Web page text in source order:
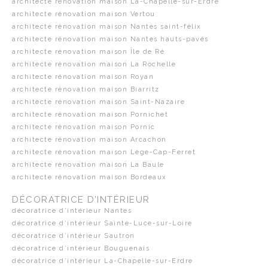
architecte rénovation maison La-Chapelle-sur-Erdre
architecte rénovation maison Vertou
architecte rénovation maison Nantes saint-félix
architecte rénovation maison Nantes hauts-pavés
architecte rénovation maison Île de Ré
architecte rénovation maison La Rochelle
architecte rénovation maison Royan
architecte rénovation maison Biarritz
architecte rénovation maison Saint-Nazaire
architecte rénovation maison Pornichet
architecte rénovation maison Pornic
architecte rénovation maison Arcachon
architecte rénovation maison Lège-Cap-Ferret
architecte rénovation maison La Baule
architecte rénovation maison Bordeaux
DÉCORATRICE D’INTÉRIEUR
décoratrice d’intérieur Nantes
décoratrice d’intérieur Sainte-Luce-sur-Loire
décoratrice d’intérieur Sautron
décoratrice d’intérieur Bouguenais
décoratrice d’intérieur La-Chapelle-sur-Erdre